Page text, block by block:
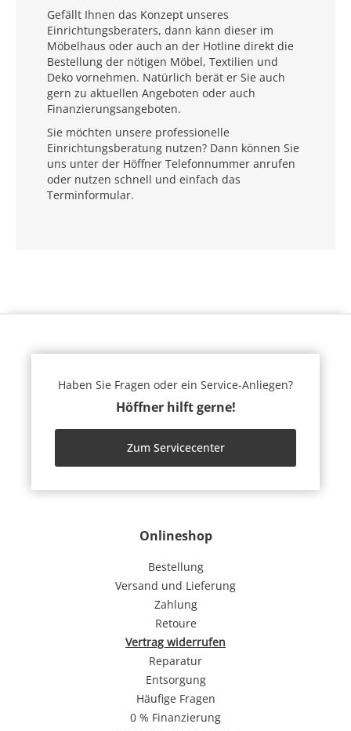
Gefällt Ihnen das Konzept unseres
Einrichtungsberaters, dann kann dieser im
Möbelhaus oder auch an der Hotline direkt die
Bestellung der nötigen Möbel, Textilien und
Deko vornehmen. Natürlich berät er Sie auch
gern zu aktuellen Angeboten oder auch
Finanzierungsangeboten.
Sie möchten unsere professionelle
Einrichtungsberatung nutzen? Dann können Sie
uns unter der Höffner Telefonnummer anrufen
oder nutzen schnell und einfach das
Terminformular.
Onlineshop
Bestellung
Versand und Lieferung
Zahlung
Retoure
Vertrag widerrufen
Reparatur
Entsorgung
Häufige Fragen
0 % Finanzierung
Haben Sie Fragen oder ein Service-Anliegen?
Höffner hilft gerne!
Zum Servicecenter